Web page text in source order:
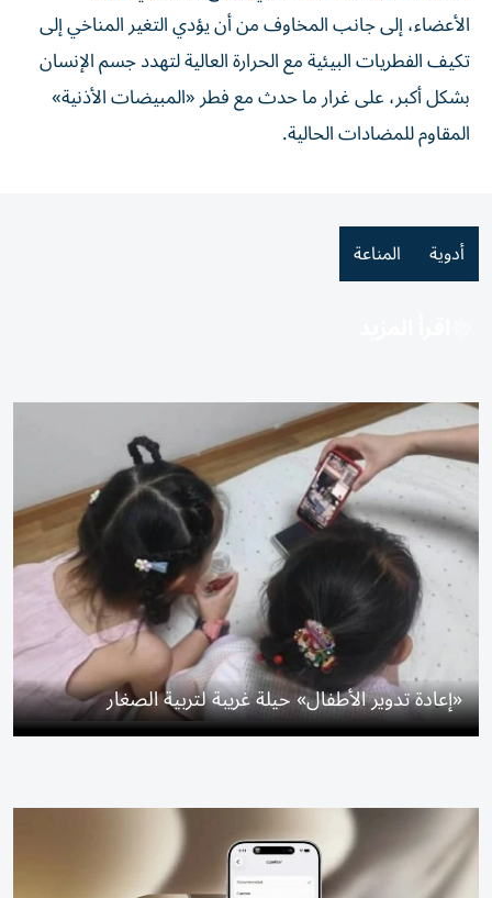
الأعضاء، إلى جانب المخاوف من أن يؤدي التغير المناخي إلى
تكيف الفطريات البيئية مع الحرارة العالية لتهدد جسم الإنسان
بشكل أكبر، على غرار ما حدث مع فطر «المبيضات الأذنية»
المقاوم للمضادات الحالية.
أدوية المناعة
«إعادة تدوير الأطفال» حيلة غريبة لتربية الصغار